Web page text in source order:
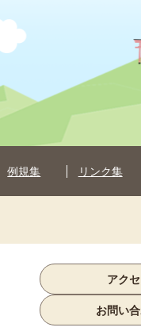
例規集 リンク集
アク
お問い